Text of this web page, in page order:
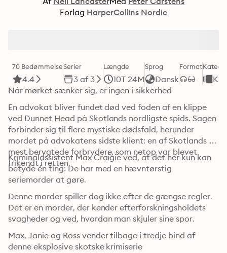
Forlag HarperCollins Nordic
70 Bedømmelse
4.4
Serier
3 af 3
Længde
10T 24M
Sprog
Dansk
Format
Når mørket sænker sig, er ingen i sikkerhed
En advokat bliver fundet død ved foden af en klippe
ved Dunnet Head på Skotlands nordligste spids. Sagen
forbinder sig til flere mystiske dødsfald, herunder
mordet på advokatens sidste klient: en af Skotlands
mest berygtede forbrydere, som netop var blevet
frikendt i retten.
Kriminalassistent Max Craigie ved, at det her kun kan
betyde én ting: De har med en hævntørstig
seriemorder at gøre.
Denne morder spiller dog ikke efter de gængse regler.
Det er en morder, der kender efterforskningsholdets
svagheder og ved, hvordan man skjuler sine spor.
Max, Janie og Ross vender tilbage i tredje bind af
denne eksplosive skotske krimiserie